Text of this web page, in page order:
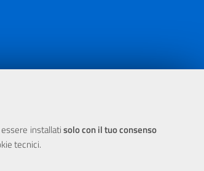
installatisolo con il tuo consenso
tecnici.
- Fondo FESR